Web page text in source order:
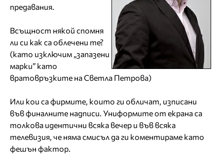
предавания.
Всъщност някой спомня
ли си как са облечени те?
(като изключим „запазени
марки” като
вратовръзките на Светла Петрова)
Или кои са фирмите, които ги обличат, изписани
във финалните надписи. Униформите от екрана са
толкова идентични всяка вечер и във всяка
телевизия, че няма смисъл да ги коментираме като
фешън фактор.